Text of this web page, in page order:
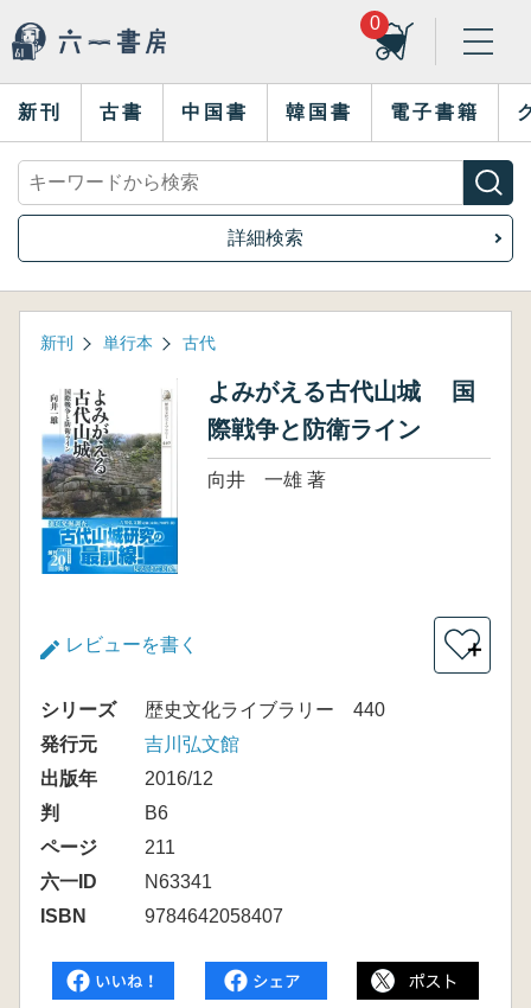
0
新刊 古書 中国書 韓国書 電子書籍
詳細検索
新刊 単行本 古代
よみがえる古代山城 国
際戦争と防衛ライン
向井 一雄 著
レビューを書く ＋
シリーズ
歴史文化ライブラリー 440
発行元
吉川弘文館
出版年
2016/12
判
B6
ページ
211
六一ID
N63341
ISBN
9784642058407